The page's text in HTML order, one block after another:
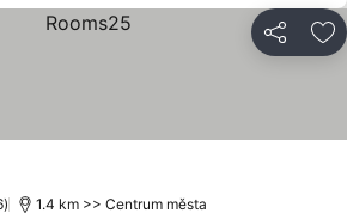
Sdílet
1.4 km >> Centrum města